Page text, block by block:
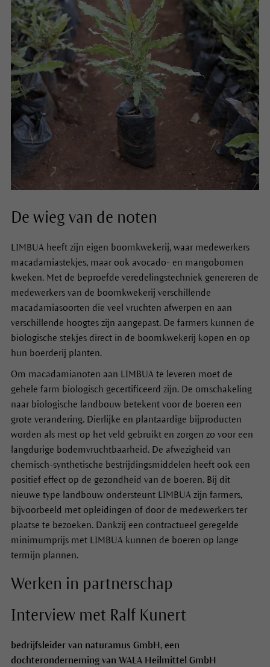
De wieg van de noten
LIMBUA heeft zijn eigen boomkwekerij, waar medewerkers
macadamiastekjes, maar ook avocado- en mangobomen
kweken. Met de beproefde veredelingstechniek genereren de
medewerkers van de boomkwekerij verschillende
macadamiasoorten die veel vruchten afwerpen en aan
verschillende hoogtes zijn aangepast. De farmers kunnen de
biologische stekjes direct in de boomkwekerij kopen en op
hun boerderij planten.
Om macadamianoten aan LIMBUA te leveren moet de
gehele farm biologisch gecertificeerd zijn. De omschakeling
naar biologische landbouw betekent voor de boeren een
grote verandering. Dierlijke en plantaardige bijproducten
worden als mest op het veld gebruikt en zorgen zo voor een
langdurige bodemvruchtbaarheid. De afwezigheid van
chemisch-synthetische bestrijdingsmiddelen heeft ook een
positief effect op de gezondheid van de boeren. Bij dit
nieuwe type landbouw ondersteunt LIMBUA zijn farmers,
bijvoorbeeld met opleidingen of door de medewerkers ter
plaatse te bezoeken. Dankzij een contractueel geregelde
minimumprijs met LIMBUA kunnen de boeren op lange
termijn plannen.
Werken in partnerschap
Interview met Ralf Kunert
bedrijfsleider van naturamus GmbH, een
dochteronderneming van WALA Heilmittel GmbH